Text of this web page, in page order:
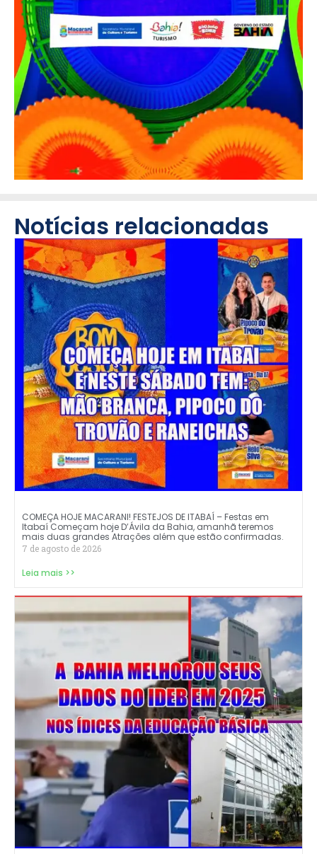
Notícias relacionadas
COMEÇA HOJE MACARANI! FESTEJOS DE ITABAÍ – Festas em
Itabaí Começam hoje D’Ávila da Bahia, amanhã teremos
mais duas grandes Atrações além que estão confirmadas.
7 de agosto de 2026
Leia mais >>